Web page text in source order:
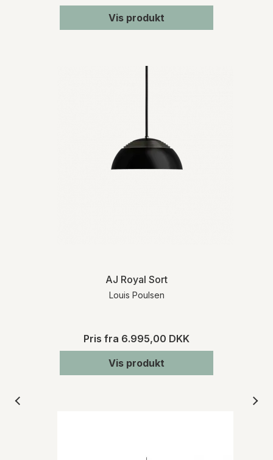
Vis produkt
AJ Royal Sort
Louis Poulsen
Pris fra 6.995,00 DKK
Vis produkt